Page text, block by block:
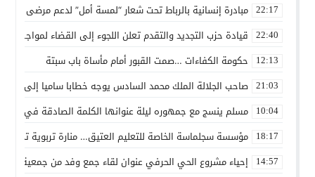
22:17 مبادرة إنسانية بالرباط تحت شعار “لمسة أمل” لدعم مرضى
22:40 قيادة حزب التجديد والتقدم تعلن اللجوء إلى القضاء لمواجهة
12:13 حكومة الكفاءات …صمت القبور أمام مأساة باب سبتة
21:03 صاحب الجلالة الملك محمد السادس يوجه خطابا ساميا إلى
10:04 مسلم ينسج مع جمهوره ليلة عنوانها الكلمة الصادقة في
18:17 مؤسسة سجلماسة الخاصة للتعليم العتيق… منارة تربوية تجمع
14:57 إحياء مشروع الحي الحرفي عنوان لقاء جمع وفد من جمعية